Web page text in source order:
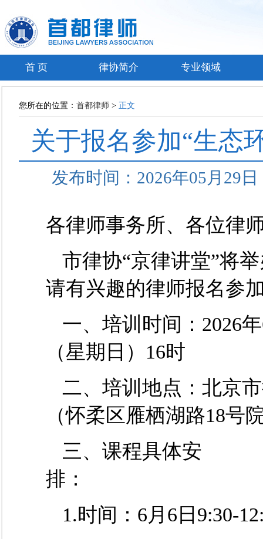
首 页 律协简介 专业领域
您所在的位置： 首都律师 > 正文
关于报名参加“生态
发布时间：2026年05月
各律师事务所、各位律
市律协“京律讲堂”将
请有兴趣的律师报名参
一、培训时间 ： 2026
（星期日）16时
二、培训地点： 北京
（怀柔区雁栖湖路18号
三、课程具体安
排：
1.时间： 6月 6 日 9:30-